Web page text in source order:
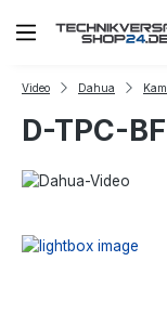
Zum Hauptinhalt
Video Dahua
D-TPC-